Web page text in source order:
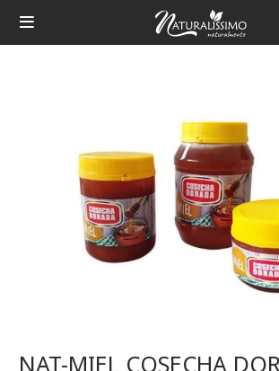

NAT-MIEL COSECHA